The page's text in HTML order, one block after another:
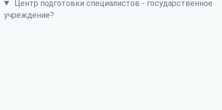
Центр подготовки специалистов - государственное
учреждение?